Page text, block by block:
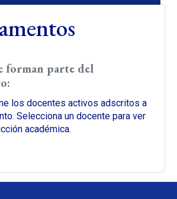
forman parte del
los docentes activos adscritos a
Selecciona un docente para ver
académica.